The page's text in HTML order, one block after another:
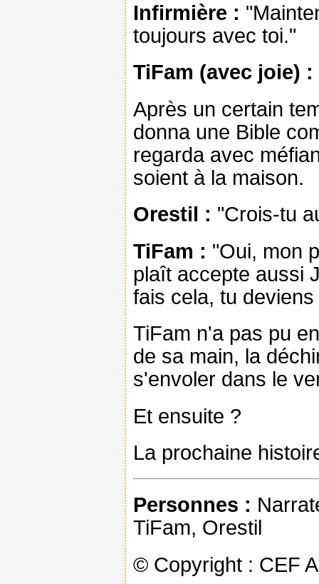
Infirmière :
toujours avec toi."
TiFam (avec joie) :
Après un certain
donna une Bible
regarda avec
soient à la maison.
Orestil : "Crois-tu
TiFam : "Oui, mon
plaît accepte aussi
fais cela, tu
TiFam n'a pas pu
de sa main, la
s'envoler dans le
Et ensuite ?
La prochaine
Personnes :
TiFam, Orestil
© Copyright : CEF